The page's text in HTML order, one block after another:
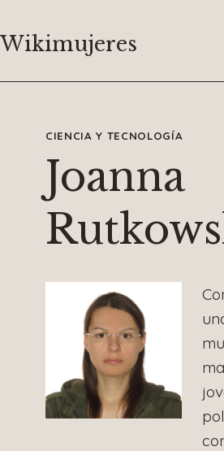
al
Wikimujeres
CIENCIA Y TECNOLOGÍA
Joanna